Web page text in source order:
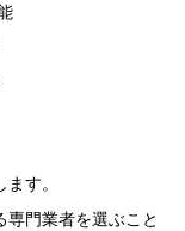
す。
専門業者を選ぶこと